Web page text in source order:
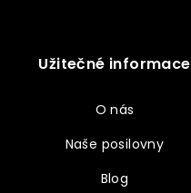
Užitečné informace
O nás
Naše posilovny
Blog